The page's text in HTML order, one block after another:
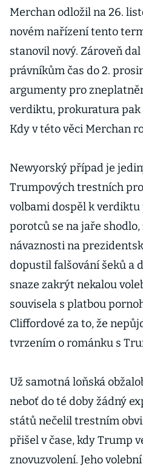
Merchan odložil na 26.
novém nařízení tento
stanovil nový. Zároveň
právníkům čas do 2.
argumenty pro
verdiktu, prokuratura pak
Kdy v této věci Merchan
Newyorský případ je
Trumpových trestních
volbami dospěl k verdiktu
porotců se na jaře shodlo,
návaznosti na
dopustil falšování šeků a
snaze zakrýt nekalou
souvisela s platbou
Cliffordové za to, že
tvrzením o románku s
Už samotná loňská
neboť do té doby žádný
států nečelil trestním
přišel v čase, kdy Trump
znovuzvolení. Jeho